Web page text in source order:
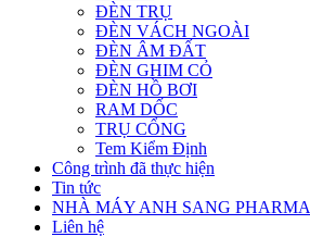
ĐÈN TRỤ
ĐÈN VÁCH NGOÀI
ĐÈN ÂM ĐẤT
ĐÈN GHIM CỎ
ĐÈN HỒ BƠI
RAM DỐC
TRỤ CỔNG
Tem Kiểm Định
Công trình đã thực hiện
Tin tức
NHÀ MÁY ANH SANG PHARMA
Liên hệ